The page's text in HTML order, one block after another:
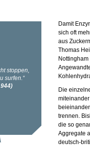
Damit
sich oft
aus
Thomas
Die
trennen.
die so
Aggregate
deutsch-